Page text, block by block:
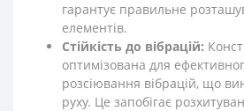
гарантує правильне
елементів.
Стійкість до вібрацій:
оптимізована для
розсіювання вібрацій, що
руху. Це запобігає